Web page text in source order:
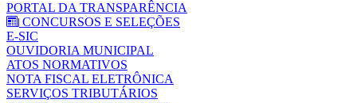
PORTAL DA TRANSPARÊNCIA
CONCURSOS E SELEÇÕES
E-SIC
OUVIDORIA MUNICIPAL
ATOS NORMATIVOS
NOTA FISCAL ELETRÔNICA
SERVIÇOS TRIBUTÁRIOS